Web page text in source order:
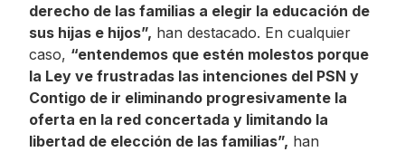
derecho de las familias a elegir la educación de
sus hijas e hijos”, han destacado. En cualquier
caso, “entendemos que estén molestos porque
la Ley ve frustradas las intenciones del PSN y
Contigo de ir eliminando progresivamente la
oferta en la red concertada y limitando la
libertad de elección de las familias”, han